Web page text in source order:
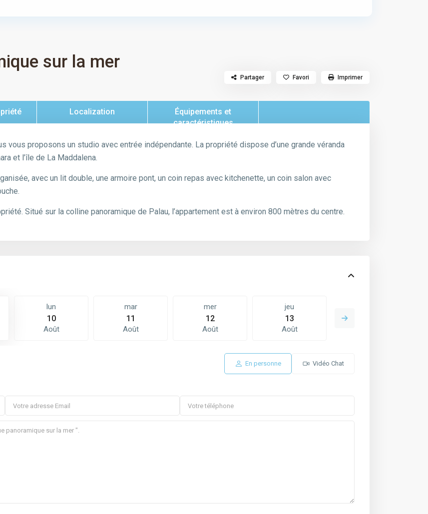
sur la mer
Partager Favori Imprimer
Localization
Équipements et
caractéristiques
vous proposons un studio avec entrée indépendante. La propriété dispose d’une grande véranda
et l’île de La Maddalena.
avec un lit double, une armoire pont, un coin repas avec kitchenette, un coin salon avec
Situé sur la colline panoramique de Palau, l’appartement est à environ 800 mètres du centre.
lun
10
Août
mar
11
Août
mer
12
Août
jeu
13
Août
En personne Vidéo Chat